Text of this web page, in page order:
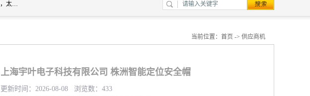
上海宇叶电子科技有限公司是吊钩视频监控、升降机监控、卸料平台监控、塔吊防碰撞、黑匣子防碰撞、风速仪，太阳能障碍灯安全提示灯等一系列升降机的常用配件产品专业研发生产加工的公司，拥有完整、科学的质量管理体系。
当前位置： 首页 -> 供应商机
上海宇叶电子科技有限公司 株洲智能定位安全帽
更新时间：2026-08-08 浏览数：433